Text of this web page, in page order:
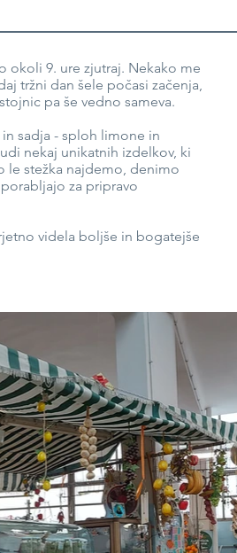
okoli 9. ure zjutraj. Nekako me
tržni dan šele počasi začenja,
pa še vedno sameva.
sadja - sploh limone in
nekaj unikatnih izdelkov, ki
le stežka najdemo, denimo
za pripravo
videla boljše in bogatejše